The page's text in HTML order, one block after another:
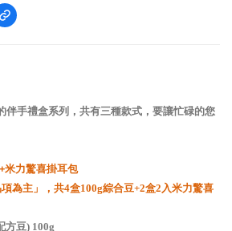
伴手禮盒系列，共有三種款式，要讓忙碌的您
米力驚喜掛耳包
為主」， 共4盒100g綜合豆+2盒2入米力驚喜
方豆) 100g